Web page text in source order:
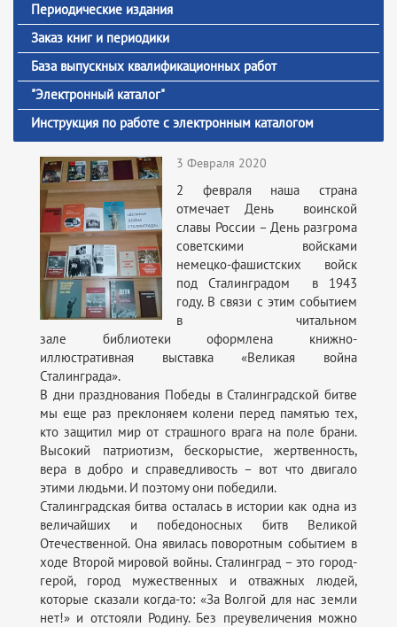
Периодические издания
Заказ книг и периодики
База выпускных квалификационных работ
"Электронный каталог"
Инструкция по работе с электронным каталогом
3 Февраля 2020
2 февраля наша страна
отмечает День воинской
славы России – День разгрома
советскими войсками
немецко-фашистских войск
под Сталинградом в 1943
году. В связи с этим событием
в читальном
зале библиотеки оформлена книжно-
иллюстративная выставка «Великая война
Сталинграда».
В дни празднования Победы в Сталинградской битве
мы еще раз преклоняем колени перед памятью тех,
кто защитил мир от страшного врага на поле брани.
Высокий патриотизм, бескорыстие, жертвенность,
вера в добро и справедливость – вот что двигало
этими людьми. И поэтому они победили.
Сталинградская битва осталась в истории как одна из
величайших и победоносных битв Великой
Отечественной. Она явилась поворотным событием в
ходе Второй мировой войны. Сталинград – это город-
герой, город мужественных и отважных людей,
которые сказали когда-то: «За Волгой для нас земли
нет!» и отстояли Родину. Без преувеличения можно